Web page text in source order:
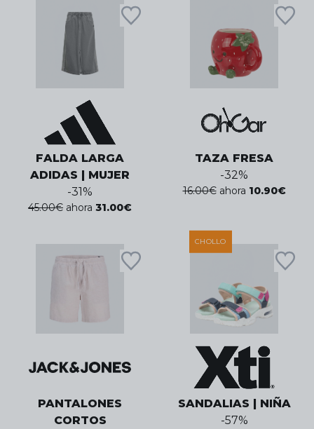
FALDA LARGA
ADIDAS | MUJER
-31%
45.00€ ahora 31.00€
TAZA FRESA
-32%
16.00€ ahora 10.90€
PANTALONES
CORTOS
CHOLLO
SANDALIAS | NIÑA
-57%